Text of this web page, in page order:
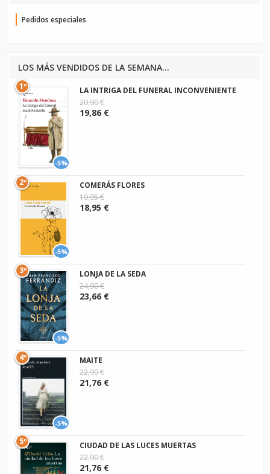
Pedidos especiales
LOS MÁS VENDIDOS DE LA SEMANA...
-5%
1º
LA INTRIGA DEL FUNERAL INCONVENIENTE
20,90 €
19,86 €
-5%
2º
COMERÁS FLORES
19,95 €
18,95 €
-5%
3º
LONJA DE LA SEDA
24,90 €
23,66 €
-5%
4º
MAITE
22,90 €
21,76 €
5º
CIUDAD DE LAS LUCES MUERTAS
22,90 €
21,76 €